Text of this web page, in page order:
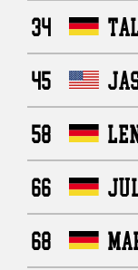
34
45
58
66
68